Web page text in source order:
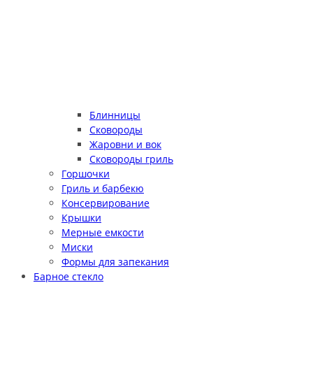
Блинницы
Сковороды
Жаровни и вок
Сковороды гриль
Горшочки
Гриль и барбекю
Консервирование
Крышки
Мерные емкости
Миски
Формы для запекания
Барное стекло